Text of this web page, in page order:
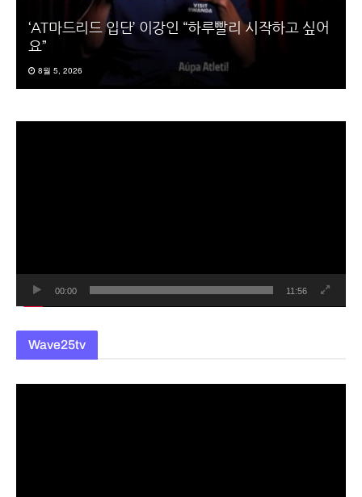
‘AT마드리드 입단’ 이강인 “하루빨리 시작하고 싶어
요”
8월 5, 2026
00:00 11:56
Wave25tv